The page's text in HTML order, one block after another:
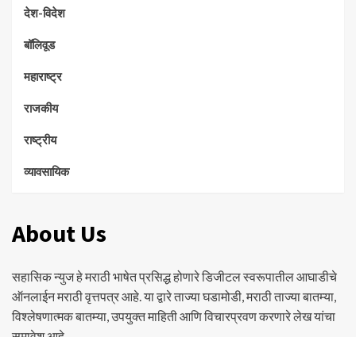
देश-विदेश
बॉलिवूड
महाराष्ट्र
राजकीय
राष्ट्रीय
व्यावसायिक
About Us
सहासिक न्युज हे मराठी भाषेत प्रसिद्ध होणारे डिजीटल स्वरूपातील आघाडीचे
ऑनलाईन मराठी वृत्तपत्र आहे. या द्वारे ताज्या घडामोडी, मराठी ताज्या बातम्या,
विश्लेषणात्मक बातम्या, उपयुक्त माहिती आणि विचारप्रवण करणारे लेख यांचा